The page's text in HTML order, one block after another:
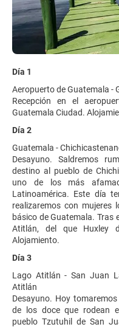
Día 1
Aeropuerto de Guatemala -
Recepción en el
Guatemala Ciudad.
Día 2
Guatemala -
Desayuno. Saldremos
destino al pueblo de
uno de los más
Latinoamérica. Este día
realizaremos con mujeres
básico de Guatemala.
Atitlán, del que Huxley
Alojamiento.
Día 3
Lago Atitlán - San Juan
Atitlán
Desayuno. Hoy
de los doce que rodean
pueblo Tzutuhil de San